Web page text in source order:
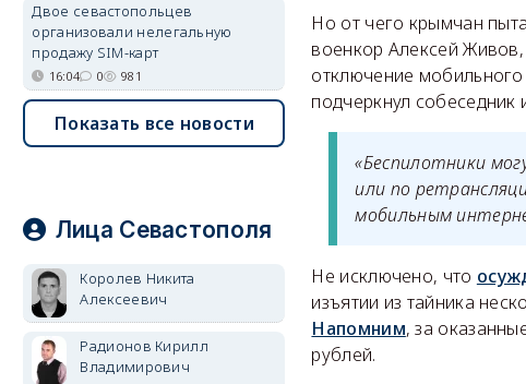
Но от чего крымчан
военкор Алексей
отключение мобильного
подчеркнул
«Беспилотники
или по
мобильным
Не исключено, что
изъятии из тайника
Напомним, за
рублей.
Двое севастопольцев
организовали нелегальную
продажу SIM-карт
16:04 0 981
Показать все новости
Лица Севастополя
Королев Никита
Алексеевич
Радионов Кирилл
Владимирович